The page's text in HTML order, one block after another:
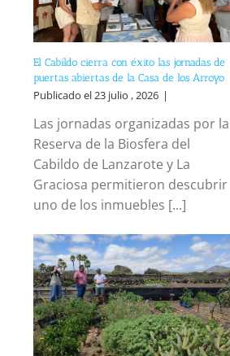
El Cabildo cierra con éxito las jornadas de
puertas abiertas de la Casa de los Arroyo
Publicado el 23 julio , 2026 |
Las jornadas organizadas por la
Reserva de la Biosfera del
Cabildo de Lanzarote y La
Graciosa permitieron descubrir
uno de los inmuebles [...]